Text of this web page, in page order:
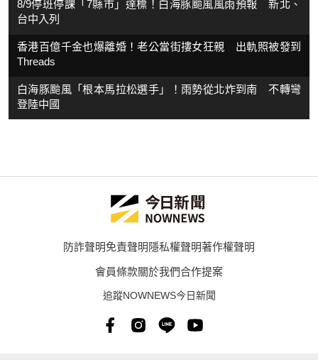
8/9停班停課「7縣市」達標！白海豚颱風風雨預報 新北、
台中入列
香港百億千金也爆離婚！老公當街摟女狂親 出軌照被發到
Threads
白海豚颱風「根本馬拉松選手」！雨勢從北炸到南 不轉彎
登陸中國
防詐聲明免責聲明隱私權聲明著作權聲明
會員條款關於我們合作提案
追蹤NOWNEWS今日新聞